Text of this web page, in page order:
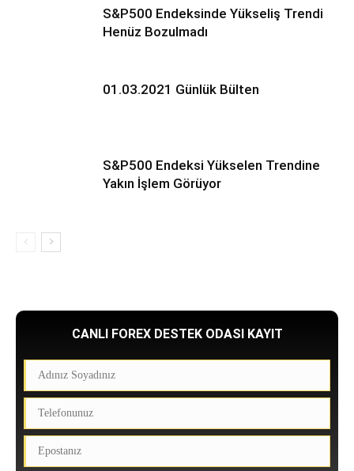
S&P500 Endeksinde Yükseliş Trendi
Henüz Bozulmadı
01.03.2021 Günlük Bülten
S&P500 Endeksi Yükselen Trendine
Yakın İşlem Görüyor
CANLI FOREX DESTEK ODASI KAYIT